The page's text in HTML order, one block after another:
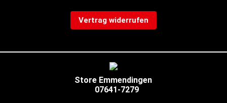
Vertrag widerrufen
Store Emmendingen
07641-7279